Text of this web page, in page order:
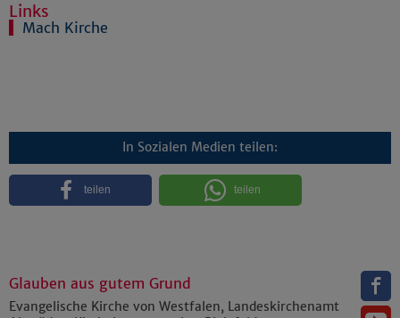
Links
Mach Kirche
In Sozialen Medien teilen:
teilen teilen
Glauben aus gutem Grund
Evangelische Kirche von Westfalen, Landeskirchenamt